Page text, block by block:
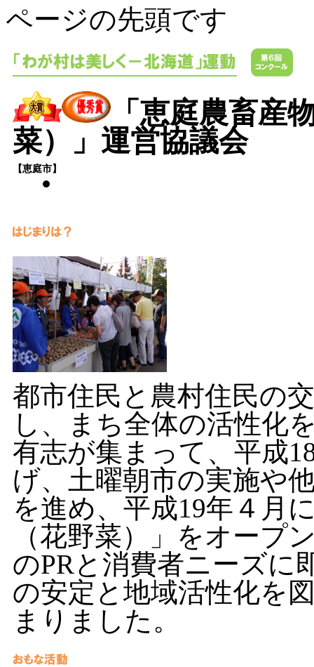
ページの先頭です
「恵庭農畜
菜）」運営協議会
【恵庭市】
都市住民と農村住民の
し、まち全体の活性化
有志が集まって、平成
げ、土曜朝市の実施や
を進め、平成19年４月
（花野菜）」をオープ
のPRと消費者ニーズに
の安定と地域活性化を
まりました。